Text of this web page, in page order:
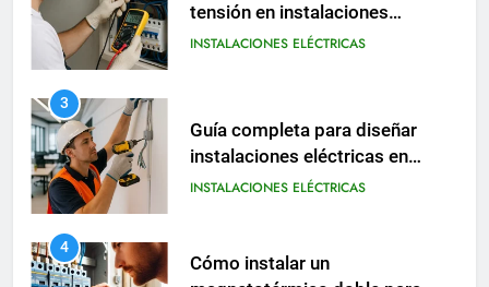
instalaciones eléctricas en
oficinas modernas
INSTALACIONES ELÉCTRICAS
4
Cómo instalar un
magnetotérmico doble para
INSTALACIONES ELÉCTRICAS
MATERIAL ELÉCTRICO
5
Guía completa para instalar un